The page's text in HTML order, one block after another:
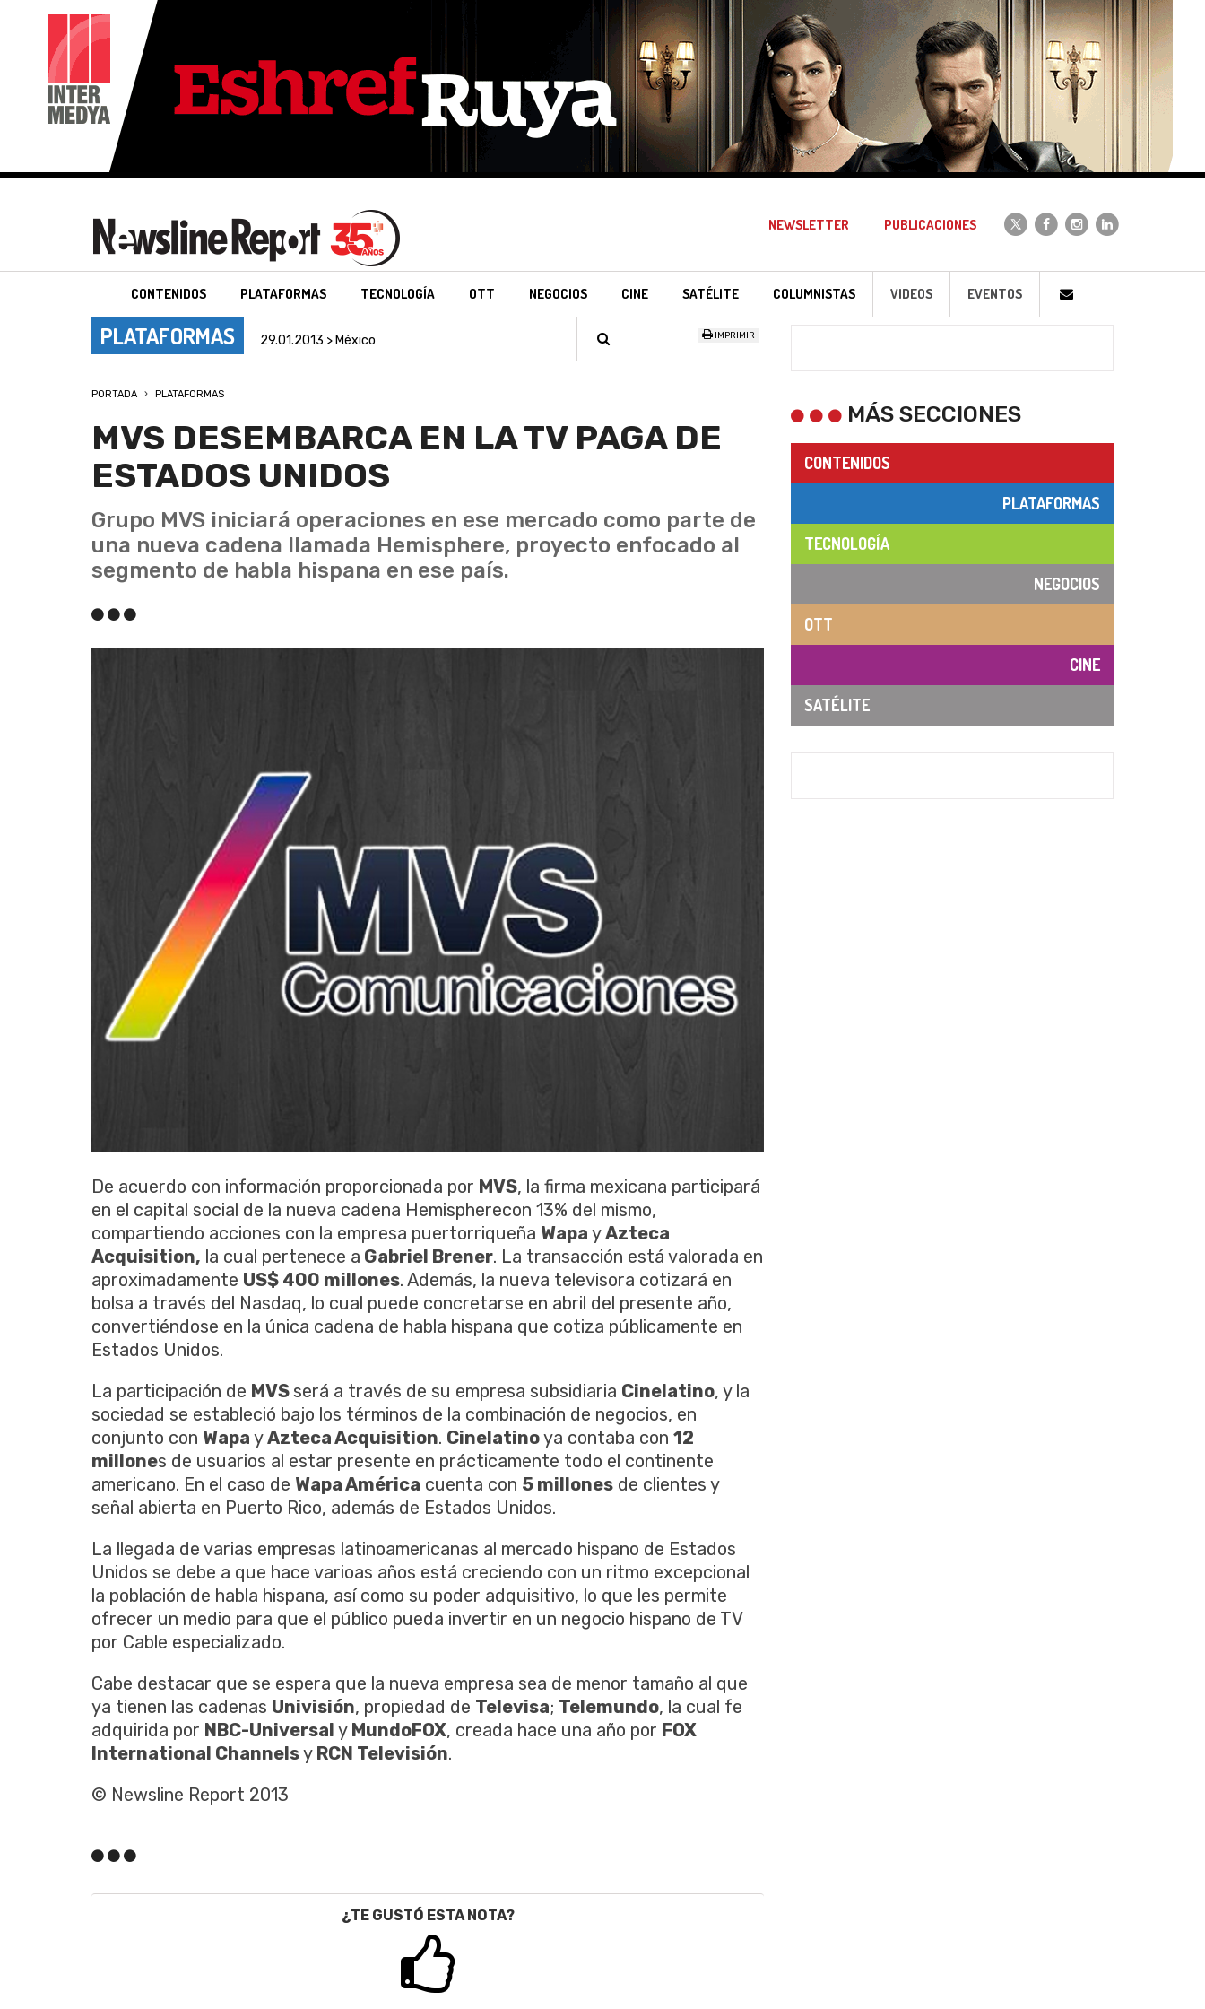
NEWSLETTER PUBLICACIONES
CONTENIDOS PLATAFORMAS TECNOLOGÍA OTT NEGOCIOS CINE SATÉLITE COLUMNISTAS VIDEOS EVENTOS
PLATAFORMAS 29.01.2013 > México IMPRIMIR
PORTADA PLATAFORMAS
MVS DESEMBARCA EN LA TV PAGA DE
ESTADOS UNIDOS
Grupo MVS iniciará operaciones en ese mercado como parte de
una nueva cadena llamada Hemisphere, proyecto enfocado al
segmento de habla hispana en ese país.
De acuerdo con información proporcionada por MVS, la firma mexicana participará
en el capital social de la nueva cadena Hemispherecon 13% del mismo,
compartiendo acciones con la empresa puertorriqueña Wapa yAzteca
Acquisition, la cual pertenece a Gabriel Brener. La transacción está valorada en
aproximadamente US$ 400 millones. Además, la nueva televisora cotizará en
bolsa a través del Nasdaq, lo cual puede concretarse en abril del presente año,
convertiéndose en la única cadena de habla hispana que cotiza públicamente en
Estados Unidos.
La participación de MVSserá a través de su empresa subsidiaria Cinelatino, y la
sociedad se estableció bajo los términos de la combinación de negocios, en
conjunto con Wapa yAzteca Acquisition. Cinelatinoya contaba con 12
millones de usuarios al estar presente en prácticamente todo el continente
americano. En el caso de Wapa América cuenta con 5 millones de clientes y
señal abierta en Puerto Rico, además de Estados Unidos.
La llegada de varias empresas latinoamericanas al mercado hispano de Estados
Unidos se debe a que hace varioas años está creciendo con un ritmo excepcional
la población de habla hispana, así como su poder adquisitivo, lo que les permite
ofrecer un medio para que el público pueda invertir en un negocio hispano de TV
por Cable especializado.
Cabe destacar que se espera que la nueva empresa sea de menor tamaño al que
ya tienen las cadenas Univisión, propiedad de Televisa; Telemundo, la cual fe
adquirida por NBC-Universal y MundoFOX, creada hace una año por FOX
International Channelsy RCN Televisión.
© Newsline Report 2013
¿TE GUSTÓ ESTA NOTA?
MÁS SECCIONES
CONTENIDOS
PLATAFORMAS
TECNOLOGÍA
NEGOCIOS
OTT
CINE
SATÉLITE